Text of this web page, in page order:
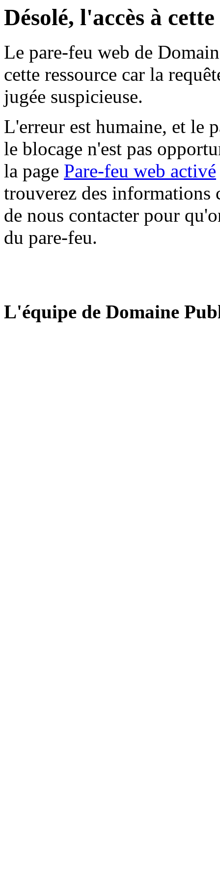
Désolé, l'accès à
Le pare-feu web de
cette ressource car la
jugée suspicieuse.
L'erreur est humaine, et le
le blocage n'est pas
la page Pare-feu web activé
trouverez des informations
de nous contacter pour
du pare-feu.
L'équipe de Domaine